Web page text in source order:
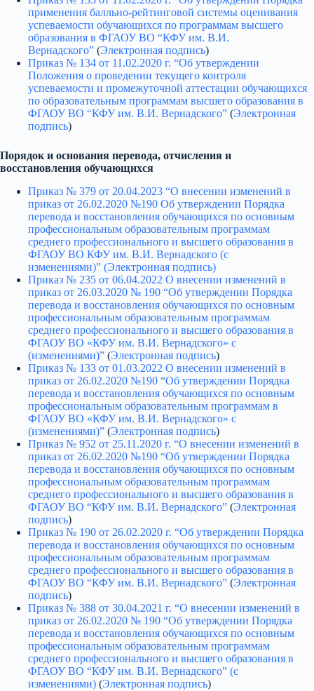
применения балльно-рейтинговой системы оценивания
успеваемости обучающихся по программам высшего
образования в ФГАОУ ВО “КФУ им. В.И.
Вернадского” (Электронная подпись)
Приказ № 134 от 11.02.2020 г. “Об утверждении
Положения о проведении текущего контроля
успеваемости и промежуточной аттестации обучающихся
по образовательным программам высшего образования в
ФГАОУ ВО “КФУ им. В.И. Вернадского” (Электронная
подпись)
Порядок и основания перевода, отчисления и
восстановления обучающихся
Приказ № 379 от 20.04.2023 “О внесении изменений в
приказ от 26.02.2020 №190 Об утверждении Порядка
перевода и восстановления обучающихся по основным
профессиональным образовательным программам
среднего профессионального и высшего образования в
ФГАОУ ВО КФУ им. В.И. Вернадского (с
изменениями)” (Электронная подпись)
Приказ № 235 от 06.04.2022 О внесении изменений в
приказ от 26.03.2020 № 190 “Об утверждении Порядка
перевода и восстановления обучающихся по основным
профессиональным образовательным программам
среднего профессионального и высшего образования в
ФГАОУ ВО «КФУ им. В.И. Вернадского» с
(изменениями)” (Электронная подпись)
Приказ № 133 от 01.03.2022 О внесении изменений в
приказ от 26.02.2020 №190 “Об утверждении Порядка
перевода и восстановления обучающихся по основным
профессиональным образовательным программам в
ФГАОУ ВО «КФУ им. В.И. Вернадского» с
(изменениями)” (Электронная подпись)
Приказ № 952 от 25.11.2020 г. “О внесении изменений в
приказ от 26.02.2020 №190 “Об утверждении Порядка
перевода и восстановления обучающихся по основным
профессиональным образовательным программам
среднего профессионального и высшего образования в
ФГАОУ ВО “КФУ им. В.И. Вернадского” (Электронная
подпись)
Приказ № 190 от 26.02.2020 г. “Об утверждении Порядка
перевода и восстановления обучающихся по основным
профессиональным образовательным программам
среднего профессионального и высшего образования в
ФГАОУ ВО “КФУ им. В.И. Вернадского” (Электронная
подпись)
Приказ № 388 от 30.04.2021 г. “О внесении изменений в
приказ от 26.02.2020 № 190 “Об утверждении Порядка
перевода и восстановления обучающихся по основным
профессиональным образовательным программам
среднего профессионального и высшего образования в
ФГАОУ ВО “КФУ им. В.И. Вернадского” (с
изменениями) (Электронная подпись)